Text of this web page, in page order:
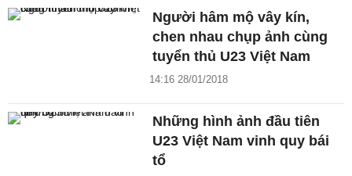
Người hâm mộ vây kín,
chen nhau chụp ảnh cùng
tuyển thủ U23 Việt Nam
14:16 28/01/2018
Những hình ảnh đầu tiên
U23 Việt Nam vinh quy bái
tổ